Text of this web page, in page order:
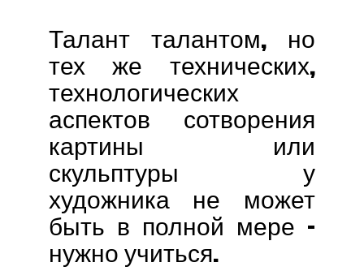
Талант талантом, но
тех же технических,
технологических
аспектов сотворения
картины или
скульптуры у
художника не может
быть в полной мере –
нужно учиться.